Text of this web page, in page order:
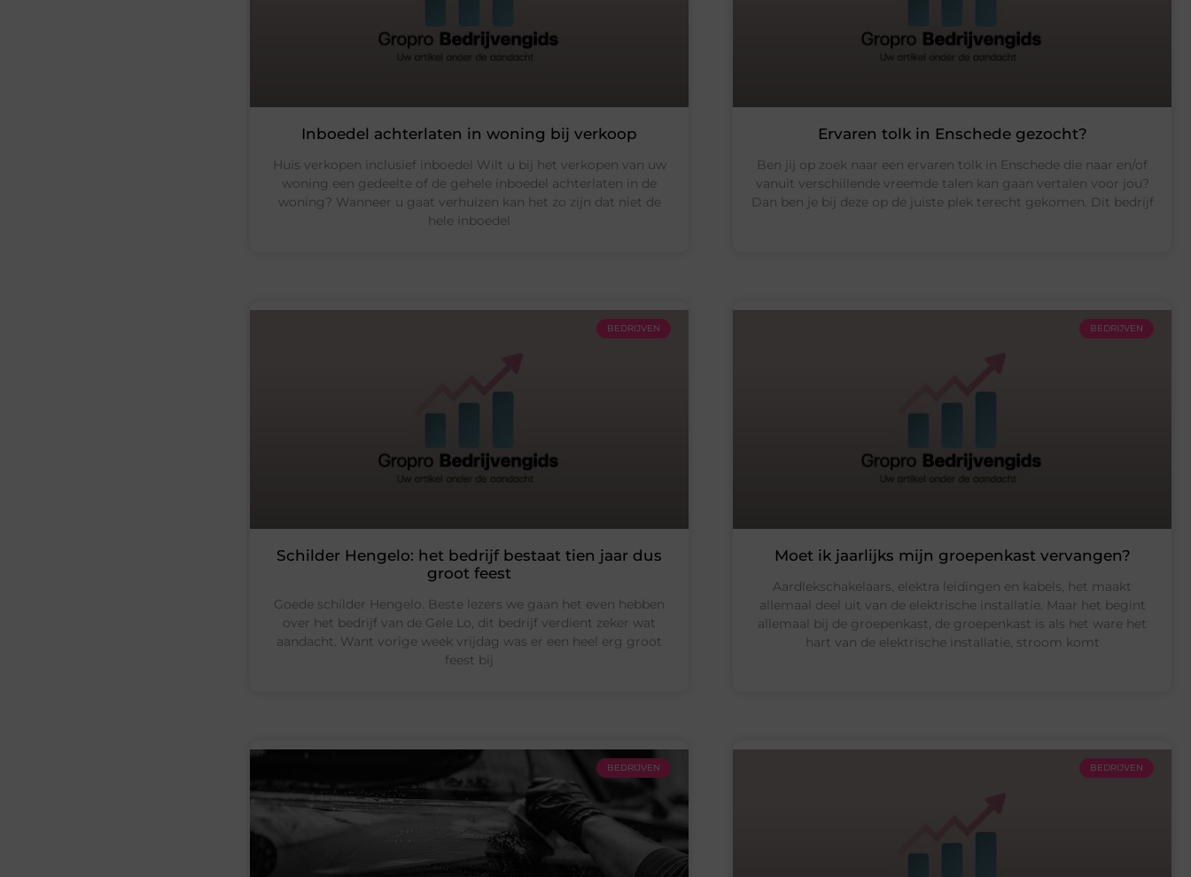
Inboedel achterlaten in woning bij verkoop
Huis verkopen inclusief inboedel Wilt u bij het verkopen van uw
woning een gedeelte of de gehele inboedel achterlaten in de
woning? Wanneer u gaat verhuizen kan het zo zijn dat niet de
hele inboedel
Ervaren tolk in Enschede gezocht?
Ben jij op zoek naar een ervaren tolk in Enschede die naar en/of
vanuit verschillende vreemde talen kan gaan vertalen voor jou?
Dan ben je bij deze op de juiste plek terecht gekomen. Dit bedrijf
BEDRIJVEN
Schilder Hengelo: het bedrijf bestaat tien jaar dus
groot feest
Goede schilder Hengelo. Beste lezers we gaan het even hebben
over het bedrijf van de Gele Lo, dit bedrijf verdient zeker wat
aandacht. Want vorige week vrijdag was er een heel erg groot
feest bij
BEDRIJVEN
Moet ik jaarlijks mijn groepenkast vervangen?
Aardlekschakelaars, elektra leidingen en kabels, het maakt
allemaal deel uit van de elektrische installatie. Maar het begint
allemaal bij de groepenkast, de groepenkast is als het ware het
hart van de elektrische installatie, stroom komt
BEDRIJVEN BEDRIJVEN